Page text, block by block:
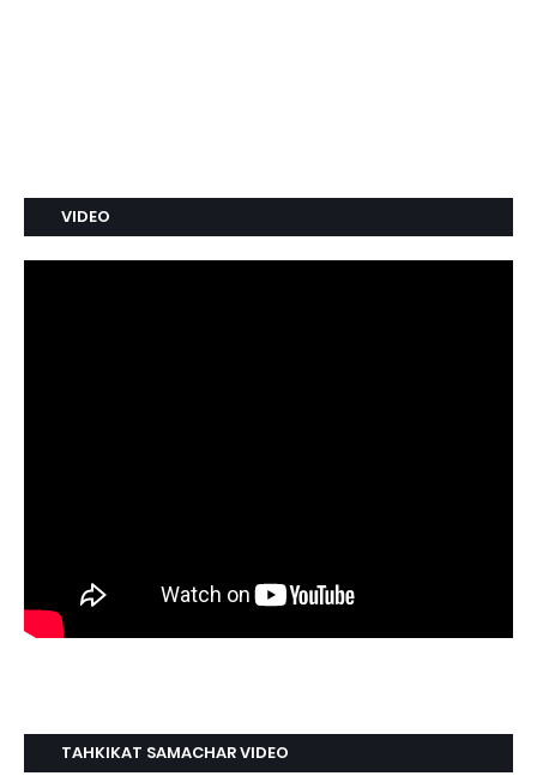
VIDEO
TAHKIKAT SAMACHAR VIDEO